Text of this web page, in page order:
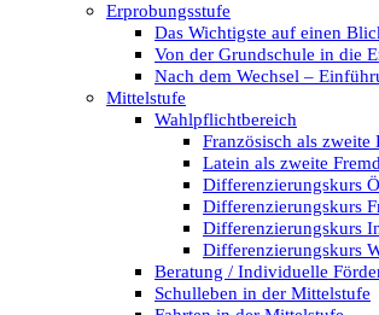
Erprobungsstufe
Das Wichtigste auf einen
Von der Grundschule in die
Nach dem Wechsel –
Mittelstufe
Wahlpflichtbereich
Französisch als zweite
Latein als zweite
Differenzierungskurs
Differenzierungskurs
Differenzierungskurs
Differenzierungskurs
Beratung / Individuelle
Schulleben in der Mittelstufe